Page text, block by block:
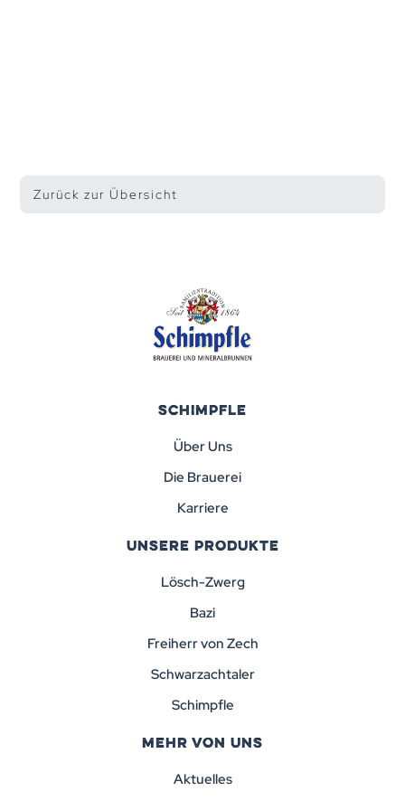
Zurück zur Übersicht
SCHIMPFLE
Über Uns
Die Brauerei
Karriere
UNSERE PRODUKTE
Lösch-Zwerg
Bazi
Freiherr von Zech
Schwarzachtaler
Schimpfle
MEHR VON UNS
Aktuelles